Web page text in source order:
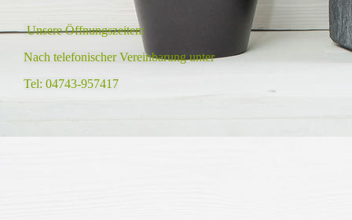
Unsere Öffnungszeiten:
Nach telefonischer Vereinbarung unter
Tel: 04743-957417